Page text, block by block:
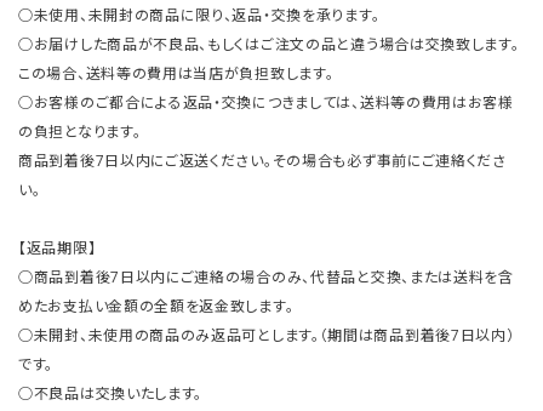
○未使用、未開封の商品に限り、返品・交換を承ります。
○お届けした商品が不良品、もしくはご注文の品と違う場合は交換致します。
この場合、送料等の費用は当店が負担致します。
○お客様のご都合による返品・交換につきましては、送料等の費用はお客様
の負担となります。
商品到着後7日以内にご返送ください。その場合も必ず事前にご連絡くださ
い。
【返品期限】
○商品到着後7日以内にご連絡の場合のみ、代替品と交換、または送料を含
めたお支払い金額の全額を返金致します。
○未開封、未使用の商品のみ返品可とします。（期間は商品到着後7日以内）
です。
○不良品は交換いたします。